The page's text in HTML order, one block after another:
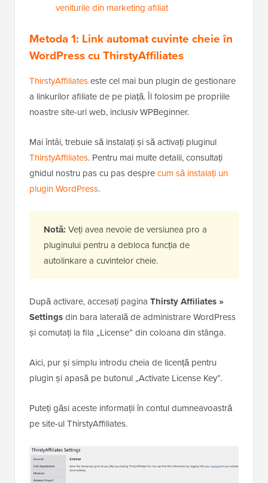
veniturile din marketing afiliat
Metoda 1: Link automat cuvinte cheie în
WordPress cu ThirstyAffiliates
ThirstyAffiliateseste cel mai bun plugin de gestionare
a linkurilor afiliate de pe piață. Îl folosim pe propriile
noastre site-uri web, inclusiv WPBeginner.
Mai întâi, trebuie să instalați și să activați pluginul
ThirstyAffiliates. Pentru mai multe detalii, consultați
ghidul nostru pas cu pas desprecum să instalați un
plugin WordPress.
Notă: Veți avea nevoie de versiunea pro a
pluginului pentru a debloca funcția de
autolinkare a cuvintelor cheie.
După activare, accesați pagina Thirsty Affiliates »
Settingsdin bara laterală de administrare WordPress
și comutați la fila „License” din coloana din stânga.
Aici, pur și simplu introdu cheia de licență pentru
plugin și apasă pe butonul „Activate License Key”.
Puteți găsi aceste informații în contul dumneavoastră
pe site-ul ThirstyAffiliates.